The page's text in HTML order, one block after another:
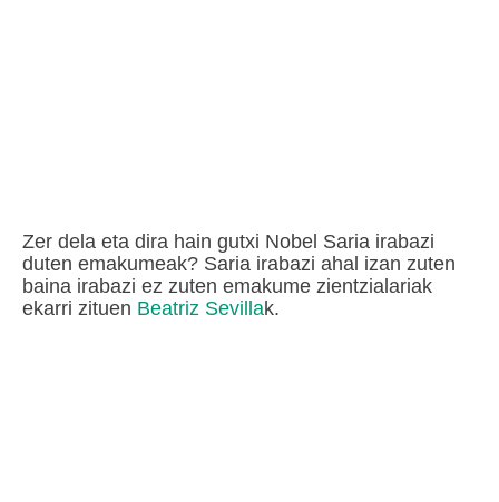
Zer dela eta dira hain gutxi Nobel Saria irabazi
duten emakumeak? Saria irabazi ahal izan zuten
baina irabazi ez zuten emakume zientzialariak
ekarri zituen Beatriz Sevillak.